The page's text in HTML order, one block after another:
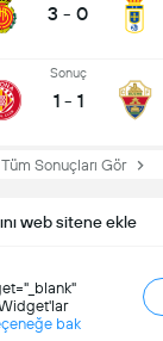
3 - 0
Sonuç
1 - 1
Sonuçları Gör
web sitene ekle
bak